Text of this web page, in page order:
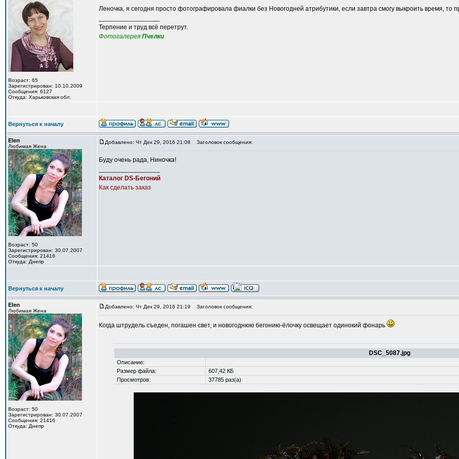
Возраст: 65
Зарегистрирован: 10.10.2009
Сообщения: 6127
Откуда: Харьковская обл.
Леночка, я сегодня просто фотографировала фиалки без Новогодней атрибутики, если завтра смогу выкроить время, то
Терпение и труд всё перетрут.
Фотогалерея Пчелки
Вернуться к началу
Elen
Любимая Жена
Возраст: 50
Зарегистрирован: 30.07.2007
Сообщения: 21416
Откуда: Днепр
Добавлено: Чт Дек 29, 2016 21:08 Заголовок сообщения:
Буду очень рада, Ниночка!
Каталог DS-Бегоний
Как сделать заказ
Вернуться к началу
Elen
Любимая Жена
Возраст: 50
Зарегистрирован: 30.07.2007
Сообщения: 21416
Откуда: Днепр
Добавлено: Чт Дек 29, 2016 21:19 Заголовок сообщения:
Когда штрудель съеден, погашен свет, и новогоднюю бегонию-ёлочку освещает одинокий фонарь
DSC_5087.jpg
Описание:
Размер файла:
607,42 КБ
Просмотров:
37785 раз(а)